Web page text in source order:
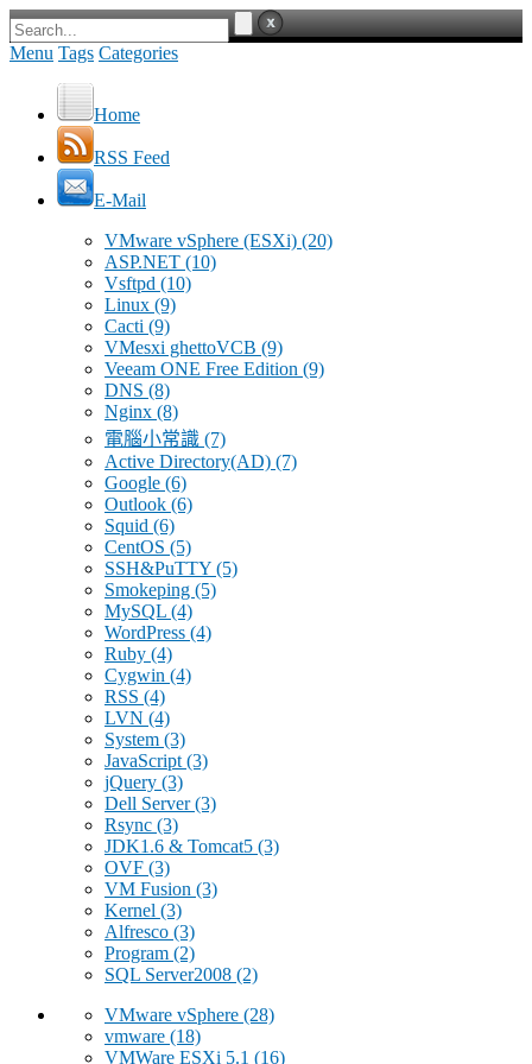
Menu Tags Categories
Home
RSS Feed
E-Mail
VMware vSphere (ESXi) (20)
ASP.NET (10)
Vsftpd (10)
Linux (9)
Cacti (9)
VMesxi ghettoVCB (9)
Veeam ONE Free Edition (9)
DNS (8)
Nginx (8)
電腦小常識 (7)
Active Directory(AD) (7)
Google (6)
Outlook (6)
Squid (6)
CentOS (5)
SSH&PuTTY (5)
Smokeping (5)
MySQL (4)
WordPress (4)
Ruby (4)
Cygwin (4)
RSS (4)
LVN (4)
System (3)
JavaScript (3)
jQuery (3)
Dell Server(3)
Rsync (3)
JDK1.6 & Tomcat5 (3)
OVF (3)
VM Fusion (3)
Kernel (3)
Alfresco (3)
Program (2)
SQL Server2008 (2)
VMware vSphere (28)
vmware (18)
VMWare ESXi 5.1 (16)